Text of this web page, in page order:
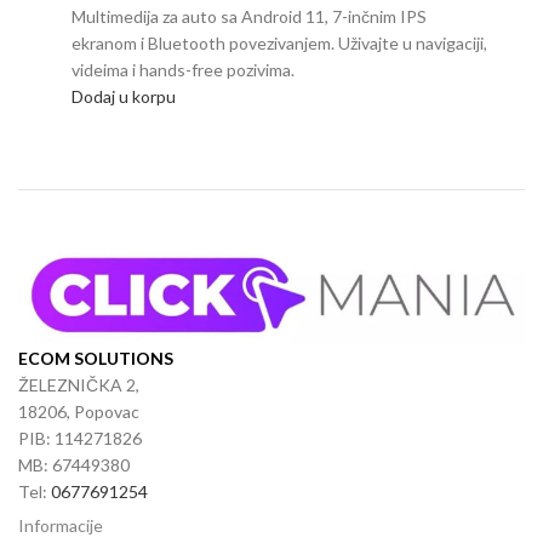
Multimedija za auto sa Android 11, 7-inčnim IPS
ekranom i Bluetooth povezivanjem. Uživajte u navigaciji,
videima i hands-free pozivima.
Dodaj u korpu
ECOM SOLUTIONS
ŽELEZNIČKA 2,
18206, Popovac
PIB: 114271826
MB: 67449380
Tel: 0677691254
Informacije